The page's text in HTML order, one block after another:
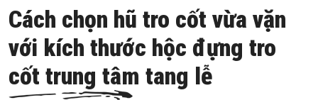
Cách chọn hũ tro cốt vừa vặn
với kích thước hộc đựng tro
cốt trung tâm tang lễ